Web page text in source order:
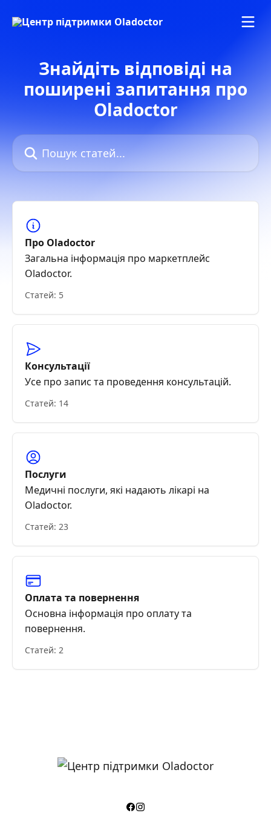
Знайдіть відповіді на
поширені запитання про
Oladoctor
Пошук статей...
Про Oladoctor
Загальна інформація про маркетплейс
Oladoctor.
Статей: 5
Консультації
Усе про запис та проведення консультацій.
Статей: 14
Послуги
Медичні послуги, які надають лікарі на
Oladoctor.
Статей: 23
Оплата та повернення
Основна інформація про оплату та
повернення.
Статей: 2